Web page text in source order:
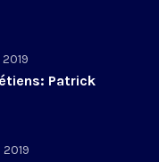
Patrick